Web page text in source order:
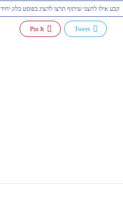
קבע אילו לחצני שיתוף תרצו להציג בפוסט בלוג יחיד